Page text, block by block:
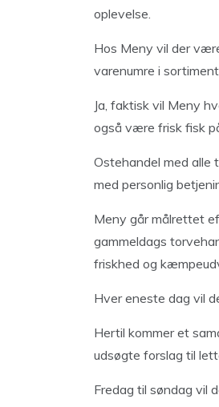
oplevelse.
Hos Meny vil der
varenumre i
Ja, faktisk vil Meny
også være frisk fisk
Ostehandel med
med personlig
Meny går målrettet
gammeldags
friskhed og
Hver eneste dag vil
Hertil kommer et
udsøgte forslag til
Fredag til søndag vil